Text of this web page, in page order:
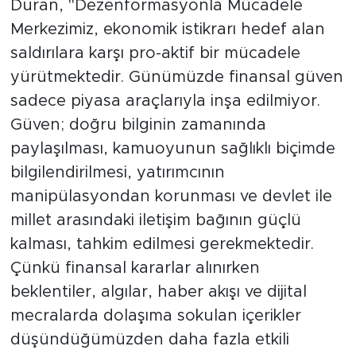
Duran, "Dezenformasyonla Mücadele
Merkezimiz, ekonomik istikrarı hedef alan
saldırılara karşı pro-aktif bir mücadele
yürütmektedir. Günümüzde finansal güven
sadece piyasa araçlarıyla inşa edilmiyor.
Güven; doğru bilginin zamanında
paylaşılması, kamuoyunun sağlıklı biçimde
bilgilendirilmesi, yatırımcının
manipülasyondan korunması ve devlet ile
millet arasındaki iletişim bağının güçlü
kalması, tahkim edilmesi gerekmektedir.
Çünkü finansal kararlar alınırken
beklentiler, algılar, haber akışı ve dijital
mecralarda dolaşıma sokulan içerikler
düşündüğümüzden daha fazla etkili